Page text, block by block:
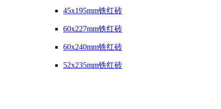
45x195mm铁红砖
60x227mm铁红砖
60x240mm铁红砖
52x235mm铁红砖